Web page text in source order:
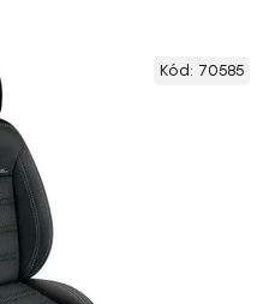
Kód: 70585